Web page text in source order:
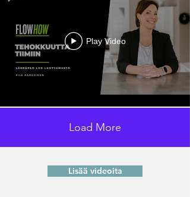
Play Video
Load More
Lisää videoita